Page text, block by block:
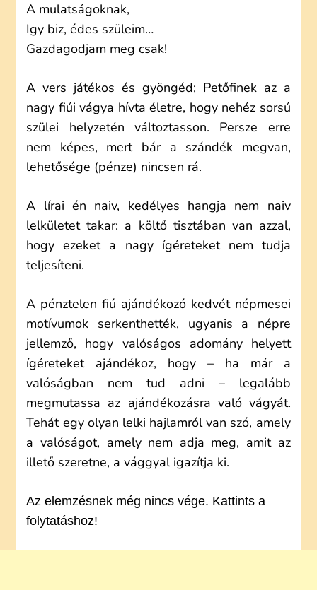
A mulatságoknak,
Igy biz, édes szüleim…
Gazdagodjam meg csak!
A vers játékos és gyöngéd; Petőfinek az a
nagy fiúi vágya hívta életre, hogy nehéz sorsú
szülei helyzetén változtasson. Persze erre
nem képes, mert bár a szándék megvan,
lehetősége (pénze) nincsen rá.
A lírai én naiv, kedélyes hangja nem naiv
lelkületet takar: a költő tisztában van azzal,
hogy ezeket a nagy ígéreteket nem tudja
teljesíteni.
A pénztelen fiú ajándékozó kedvét népmesei
motívumok serkenthették, ugyanis a népre
jellemző, hogy valóságos adomány helyett
ígéreteket ajándékoz, hogy – ha már a
valóságban nem tud adni – legalább
megmutassa az ajándékozásra való vágyát.
Tehát egy olyan lelki hajlamról van szó, amely
a valóságot, amely nem adja meg, amit az
illető szeretne, a vággyal igazítja ki.
Az elemzésnek még nincs vége. Kattints a
folytatáshoz!